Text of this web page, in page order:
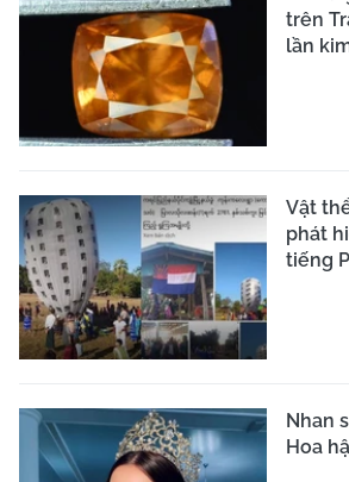
trên
lần
Vật
phát
tiếng
Nhan
Hoa